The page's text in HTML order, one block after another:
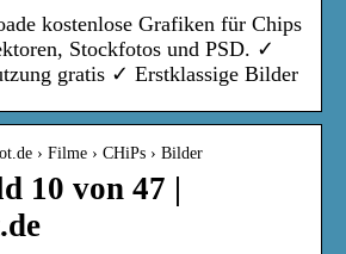
kostenlose Grafiken für Chips
Stockfotos und PSD. ✓
gratis ✓ Erstklassige Bilder
› Filme › CHiPs › Bilder
10 von 47 |